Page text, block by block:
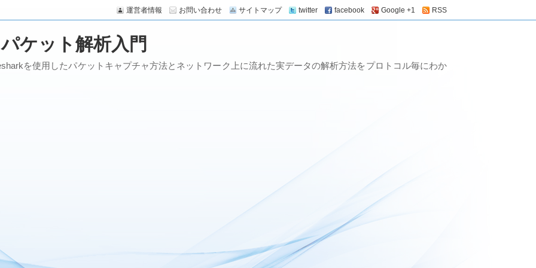
運営者情報 お問い合わせ サイトマップ twitter facebook Google +1 RSS
ケット解析入門
を使用したパケットキャプチャ方法とネットワーク上に流れた実データの解析方法をプロトコル毎にわか